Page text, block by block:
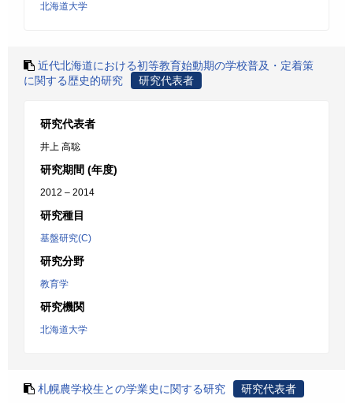
北海道大学
近代北海道における初等教育始動期の学校普及・定着策
に関する歴史的研究
研究代表者
研究代表者
井上 高聡
研究期間 (年度)
2012 – 2014
研究種目
基盤研究(C)
研究分野
教育学
研究機関
北海道大学
札幌農学校生との学業史に関する研究 研究代表者